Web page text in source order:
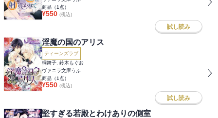
商品（1 点）
¥550 (税込)
試し読み
淫魔の国のアリス
ティーンズラブ
桐舞子, 鈴木もぐお
ヴァニラ文庫うふ
商品（1 点）
¥550 (税込)
試し読み
堅すぎる若殿とわけありの側室